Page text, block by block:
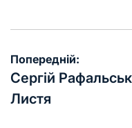
Навігація
записів
Попередній:
Сергій
Листя